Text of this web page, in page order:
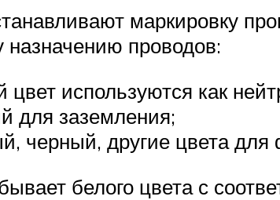
маркировку
проводов:
цвет используются как
для заземления;
черный, другие цвета для
белого цвета с